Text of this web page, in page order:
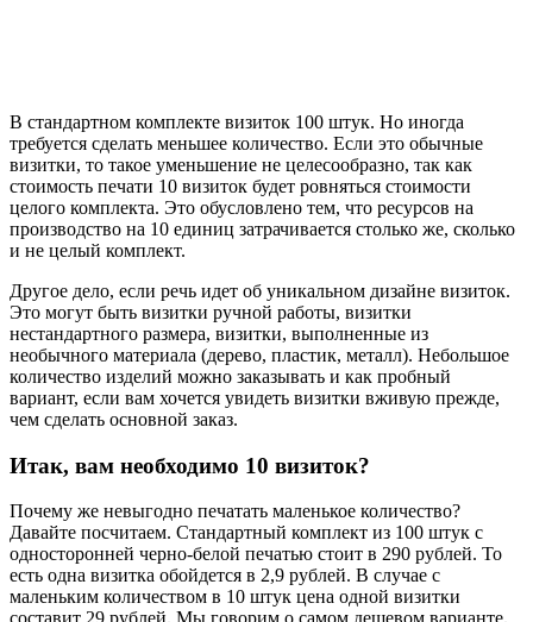
В стандартном комплекте визиток 100 штук. Но иногда
требуется сделать меньшее количество. Если это обычные
визитки, то такое уменьшение не целесообразно, так как
стоимость печати 10 визиток будет ровняться стоимости
целого комплекта. Это обусловлено тем, что ресурсов на
производство на 10 единиц затрачивается столько же, сколько
и не целый комплект.
Другое дело, если речь идет об уникальном дизайне визиток.
Это могут быть визитки ручной работы, визитки
нестандартного размера, визитки, выполненные из
необычного материала (дерево, пластик, металл). Небольшое
количество изделий можно заказывать и как пробный
вариант, если вам хочется увидеть визитки вживую прежде,
чем сделать основной заказ.
Итак, вам необходимо 10 визиток?
Почему же невыгодно печатать маленькое количество?
Давайте посчитаем. Стандартный комплект из 100 штук с
односторонней черно-белой печатью стоит в 290 рублей. То
есть одна визитка обойдется в 2,9 рублей. В случае с
маленьким количеством в 10 штук цена одной визитки